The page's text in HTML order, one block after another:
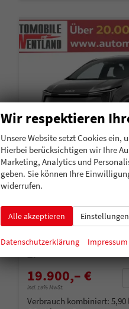
unverbindliche Lieferzeit: 4 - 6
Fahrzeugnummer 199230
19.900,– €
incl. 19% MwSt.
Verbrauch kombiniert: 5,90
Wir respektieren
Unsere Website setzt Cookies ein,
Hierbei berücksichtigen wir Ihre
Marketing, Analytics und
geben. Sie können Ihre
widerrufen.
Alle akzeptieren Einstellungen
Datenschutzerklärung Impressum